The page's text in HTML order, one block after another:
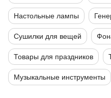
Настольные лампы
Сушилки для вещей
Товары для праздников
Музыкальные инструменты